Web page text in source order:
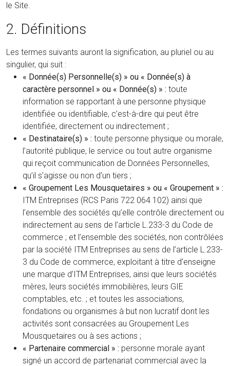
le Site.
2. Définitions
Les termes suivants auront la signification, au pluriel ou au
singulier, qui suit :
« Donnée(s) Personnelle(s) » ou « Donnée(s) à
caractère personnel » ou « Donnée(s) » : toute
information se rapportant à une personne physique
identifiée ou identifiable, c’est-à-dire qui peut être
identifiée, directement ou indirectement ;
« Destinataire(s) » : toute personne physique ou morale,
l’autorité publique, le service ou tout autre organisme
qui reçoit communication de Données Personnelles,
qu’il s’agisse ou non d’un tiers ;
« Groupement Les Mousquetaires » ou « Groupement » :
ITM Entreprises (RCS Paris 722 064 102) ainsi que
l’ensemble des sociétés qu’elle contrôle directement ou
indirectement au sens de l’article L.233-3 du Code de
commerce ; et l’ensemble des sociétés, non contrôlées
par la société ITM Entreprises au sens de l’article L.233-
3 du Code de commerce, exploitant à titre d’enseigne
une marque d’ITM Entreprises, ainsi que leurs sociétés
mères, leurs sociétés immobilières, leurs GIE
comptables, etc. ; et toutes les associations,
fondations ou organismes à but non lucratif dont les
activités sont consacrées au Groupement Les
Mousquetaires ou à ses actions ;
« Partenaire commercial » : personne morale ayant
signé un accord de partenariat commercial avec la